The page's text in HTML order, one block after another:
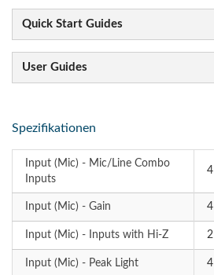
Quick Start Guides
User Guides
Spezifikationen
Input (Mic) - Mic/Line Combo
Inputs
4
Input (Mic) - Gain 4
Input (Mic) - Inputs with Hi-Z 2
Input (Mic) - Peak Light 4